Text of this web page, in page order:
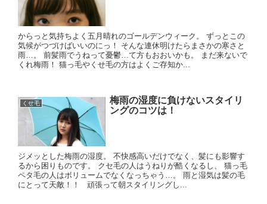
からっと気持ちよく五月晴れのゴールデンウィーク。 ずっとこの
気候がつづけばいいのにっ！ そんな連休明けたらまさかの寒さと
雨…。 前髪雨でうねって憂鬱…て方もおおいかも。 まだ来ないで
くれ梅雨！ 猫っ毛やくせ毛の方はよくご存知か...
くせ毛
梅雨の湿度に負けないスタイリ
ングのコツは！
ジメッとした梅雨の湿度。 不快感高いだけでなく、髪にも影響す
るから困りものです。 クセ毛の人はうねりが酷くなるし、 猫っ毛
ペタ毛の人はボリュームでなくなっちゃう…。 雨と湿気は髪の毛
にとって天敵！！ 頑張って朝スタイリングし...